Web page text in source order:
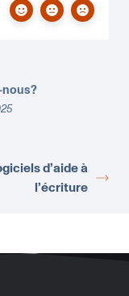
nous?
d’aide à
l’écriture